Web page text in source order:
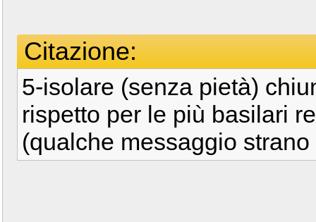
Citazione:
5-isolare (senza pietà)
rispetto per le più basilari
(qualche messaggio